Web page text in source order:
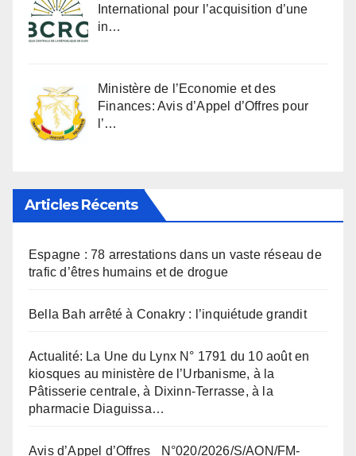
International pour l’acquisition d’une
in…
Ministère de l’Economie et des
Finances: Avis d’Appel d’Offres pour
l’…
Articles Récents
Espagne : 78 arrestations dans un vaste réseau de
trafic d’êtres humains et de drogue
Bella Bah arrêté à Conakry : l’inquiétude grandit
Actualité: La Une du Lynx N° 1791 du 10 août en
kiosques au ministère de l’Urbanisme, à la
Pâtisserie centrale, à Dixinn-Terrasse, à la
pharmacie Diaguissa…
Avis d’Appel d’Offres_ N°020/2026/S/AON/FM-